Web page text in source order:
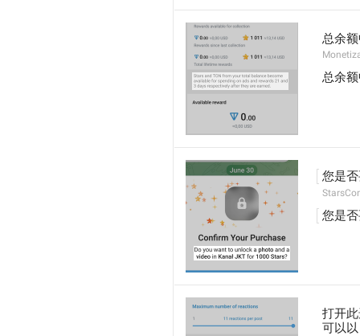
总余
总余
您是
您是
打开
可以